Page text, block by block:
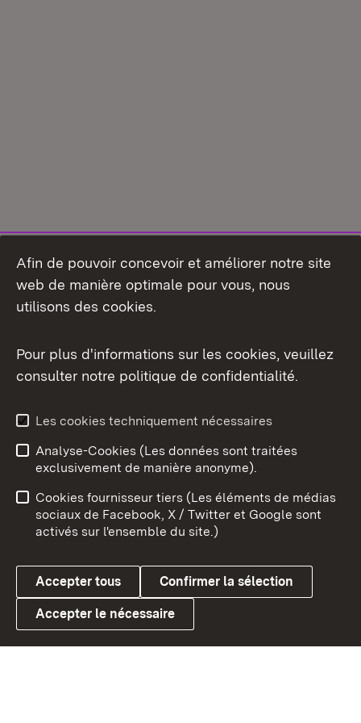
Aperçu des thèmes
Link zum Landesportal
Conseils d'utilisation
Confidentialité
Cookies
Afin de pouvoir concevoir et améliorer notre site
web de manière optimale pour vous, nous
utilisons des cookies.
Pour plus d'informations sur les cookies, veuillez
consulter notre politique de confidentialité.
Les cookies techniquement nécessaires
Analyse-Cookies (Les données sont traitées
exclusivement de manière anonyme).
Cookies fournisseur tiers (Les éléments de médias
sociaux de Facebook, X / Twitter et Google sont
activés sur l'ensemble du site.)
Accepter tous Confirmer la sélection
Accepter le nécessaire